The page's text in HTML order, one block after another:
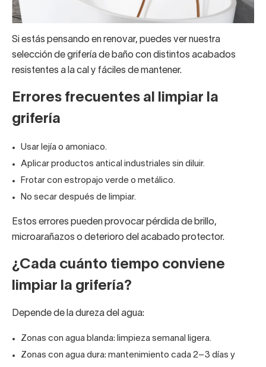
Si estás pensando en renovar, puedes ver nuestra
selección de grifería de baño con distintos acabados
resistentes a la cal y fáciles de mantener.
Errores frecuentes al limpiar la
grifería
Usar lejía o amoniaco.
Aplicar productos antical industriales sin diluir.
Frotar con estropajo verde o metálico.
No secar después de limpiar.
Estos errores pueden provocar pérdida de brillo,
microarañazos o deterioro del acabado protector.
¿Cada cuánto tiempo conviene
limpiar la grifería?
Depende de la dureza del agua:
Zonas con agua blanda: limpieza semanal ligera.
Zonas con agua dura: mantenimiento cada 2–3 días y